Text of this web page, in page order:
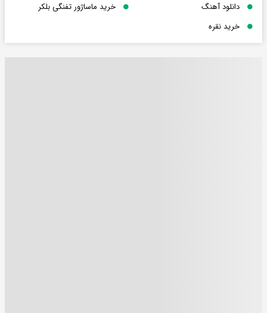
دانلود آهنگ
خرید ماساژور تفنگی بلکر
خرید نقره